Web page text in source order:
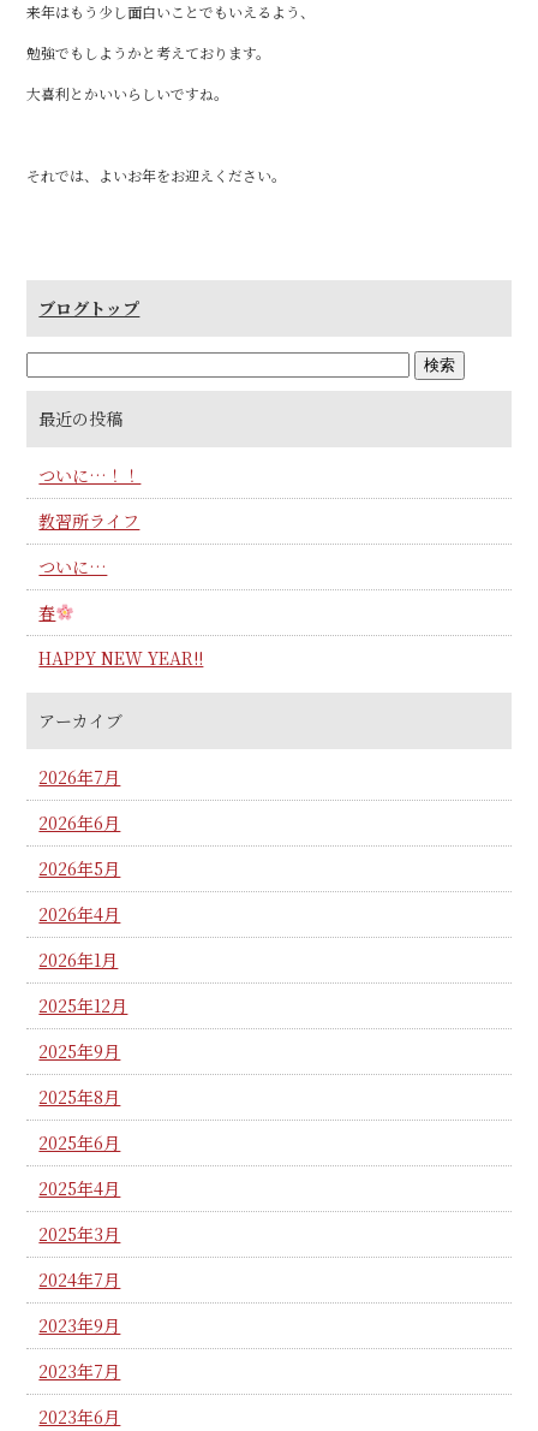
来年はもう少し面白いことでもいえるよう、
勉強でもしようかと考えております。
大喜利とかいいらしいですね。
それでは、よいお年をお迎えください。
ブログトップ
最近の投稿
ついに…！！
教習所ライフ
ついに…
春
HAPPY NEW YEAR!!
アーカイブ
2026年7月
2026年6月
2026年5月
2026年4月
2026年1月
2025年12月
2025年9月
2025年8月
2025年6月
2025年4月
2025年3月
2024年7月
2023年9月
2023年7月
2023年6月